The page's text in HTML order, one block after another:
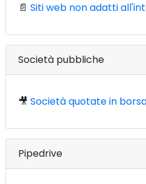
📄 Siti web non adatti
Società pubbliche
🎥 Società quotate in
Pipedrive